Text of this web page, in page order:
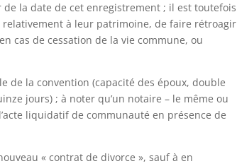
la date de cet enregistrement ; il est toutefois
à leur patrimoine, de faire rétroagir
cas de cessation de la vie commune, ou
de la convention (capacité des époux, double
jours) ; à noter qu’un notaire – le même ou
liquidatif de communauté en présence de
« contrat de divorce », sauf à en